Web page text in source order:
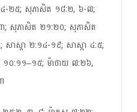
២៥; សុភាសិត ១៨:២, ៦-៧;
សុភាសិត ២១:២០; សុភាសិត
ស្តា ២:១៤-១៩; សាស្តា ៤:៥;
១០:១១–១៥; ម៉ាថាយ ៧:២៦,